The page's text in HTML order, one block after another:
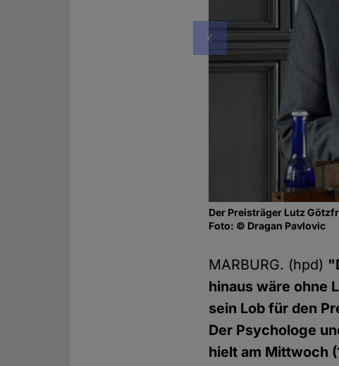
Vorheriges
Der Preisträger Lutz
Foto: © Dragan Pavlovic
MARBURG. (hpd)
hinaus wäre ohne
sein Lob für den
Der Psychologe
hielt am Mittwoch